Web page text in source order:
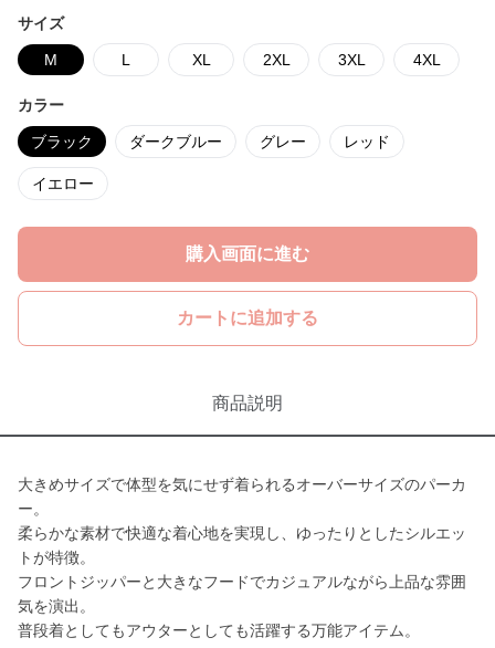
サイズ
M L XL 2XL 3XL 4XL
カラー
ブラック ダークブルー グレー レッド
イエロー
購入画面に進む
カートに追加する
商品説明
大きめサイズで体型を気にせず着られるオーバーサイズのパーカ
ー。
柔らかな素材で快適な着心地を実現し、ゆったりとしたシルエッ
トが特徴。
フロントジッパーと大きなフードでカジュアルながら上品な雰囲
気を演出。
普段着としてもアウターとしても活躍する万能アイテム。